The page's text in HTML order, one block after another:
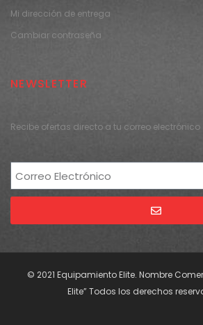
Mi dirección de entrega
Cambiar contraseña
NEWSLETTER
Recibe ofertas directo a tu correo electrónico
© 2021 Equipamiento Elite. Nombre
Elite” Todos los derechos